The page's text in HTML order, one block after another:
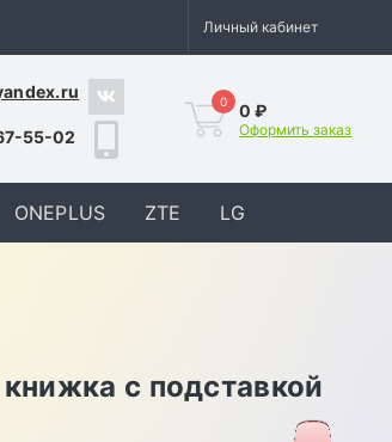
Личный кабинет
55-02
0 0 ₽
Оформить заказ
ONEPLUS ZTE LG
с подставкой